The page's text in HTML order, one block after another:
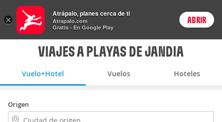
Vuelo+Hotel Login
VIAJES A PLAYAS DE JANDIA
Vuelo+Hotel Vuelos Hoteles
Origen
×
Atrápalo, planes cerca de ti
Atrapalo.com
Gratis - En Google Play
ABRIR